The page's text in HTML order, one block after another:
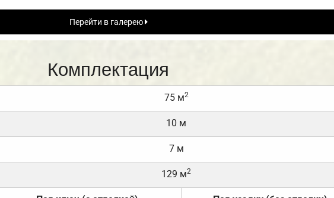
Перейти в галерею
Комплектация
75 м2
10 м
7 м
129 м2